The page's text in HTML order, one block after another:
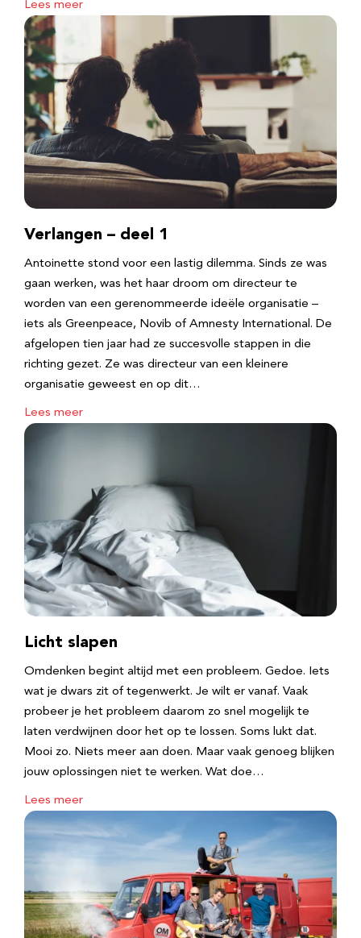
Lees meer
Verlangen – deel 1
Antoinette stond voor een lastig dilemma. Sinds ze was
gaan werken, was het haar droom om directeur te
worden van een gerenommeerde ideële organisatie –
iets als Greenpeace, Novib of Amnesty International. De
afgelopen tien jaar had ze succesvolle stappen in die
richting gezet. Ze was directeur van een kleinere
organisatie geweest en op dit…
Lees meer
Licht slapen
Omdenken begint altijd met een probleem. Gedoe. Iets
wat je dwars zit of tegenwerkt. Je wilt er vanaf. Vaak
probeer je het probleem daarom zo snel mogelijk te
laten verdwijnen door het op te lossen. Soms lukt dat.
Mooi zo. Niets meer aan doen. Maar vaak genoeg blijken
jouw oplossingen niet te werken. Wat doe…
Lees meer